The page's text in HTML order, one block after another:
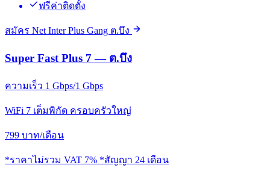
ฟรีค่าติดตั้ง
สมัคร Net Inter Plus Gang ต.บึง
Super Fast Plus 7 — ต.บึง
ความเร็ว 1 Gbps/1 Gbps
WiFi 7 เต็มพิกัด ครอบครัวใหญ่
799 บาท/เดือน
*ราคาไม่รวม VAT 7% *สัญญา 24 เดือน